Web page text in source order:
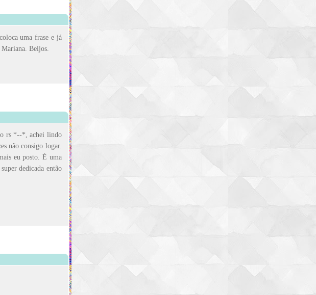
uma frase e já
Beijos.
rs *--*, achei lindo
não consigo logar.
eu posto. É uma
dedicada então